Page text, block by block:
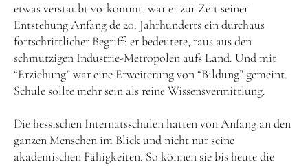
etwas verstaubt vorkommt, war er zur Zeit seiner
Entstehung Anfang de 20. Jahrhunderts ein durchaus
fortschrittlicher Begriff; er bedeutete, raus aus den
schmutzigen Industrie-Metropolen aufs Land. Und mit
“Erziehung” war eine Erweiterung von “Bildung” gemeint.
Schule sollte mehr sein als reine Wissensvermittlung.
Die hessischen Internatsschulen hatten von Anfang an den
ganzen Menschen im Blick und nicht nur seine
akademischen Fähigkeiten. So können sie bis heute die